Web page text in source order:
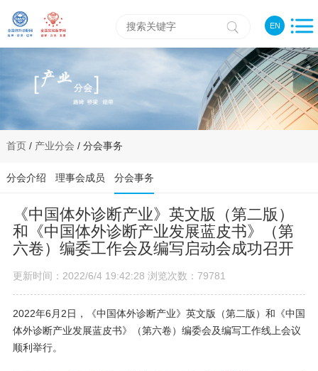
EN
首页/ 产业分会 / 分会事务
分会介绍 理事会成员 分会事务
《中国体外诊断产业》英文版（第二版）
和《中国体外诊断产业发展蓝皮书》（第
六卷）编委工作会及编写启动会成功召开
更新时间：2022/6/4 19:42:28 浏览次数：79781
2022年6月2日，《中国体外诊断产业》英文版（第二版）和《中国
体外诊断产业发展蓝皮书》（第六卷）编委会及编写工作线上会议
顺利举行。